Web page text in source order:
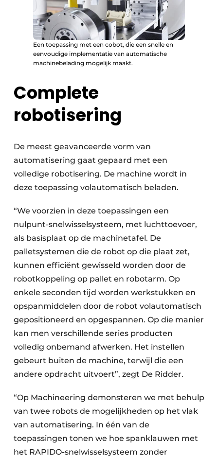
Een toepassing met een cobot, die een snelle en
eenvoudige implementatie van automatische
machinebelading mogelijk maakt.
Complete
robotisering
De meest geavanceerde vorm van
automatisering gaat gepaard met een
volledige robotisering. De machine wordt in
deze toepassing volautomatisch beladen.
“We voorzien in deze toepassingen een
nulpunt-snelwisselsysteem, met luchttoevoer,
als basisplaat op de machinetafel. De
palletsystemen die de robot op die plaat zet,
kunnen efficiënt gewisseld worden door de
robotkoppeling op pallet en robotarm. Op
enkele seconden tijd worden werkstukken en
opspanmiddelen door de robot volautomatisch
gepositioneerd en opgespannen. Op die manier
kan men verschillende series producten
volledig onbemand afwerken. Het instellen
gebeurt buiten de machine, terwijl die een
andere opdracht uitvoert”, zegt De Ridder.
“Op Machineering demonsteren we met behulp
van twee robots de mogelijkheden op het vlak
van automatisering. In één van de
toepassingen tonen we hoe spanklauwen met
het RAPIDO-snelwisselsysteem zonder